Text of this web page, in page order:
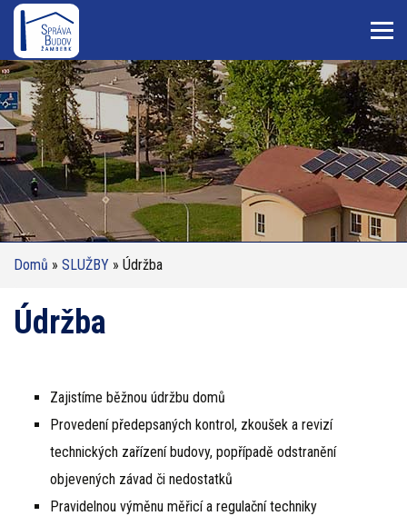
Domů » SLUŽBY » Údržba
Údržba
Zajistíme běžnou údržbu domů
Provedení předepsaných kontrol, zkoušek a revizí
technických zařízení budovy, popřípadě odstranění
objevených závad či nedostatků
Pravidelnou výměnu měřicí a regulační techniky